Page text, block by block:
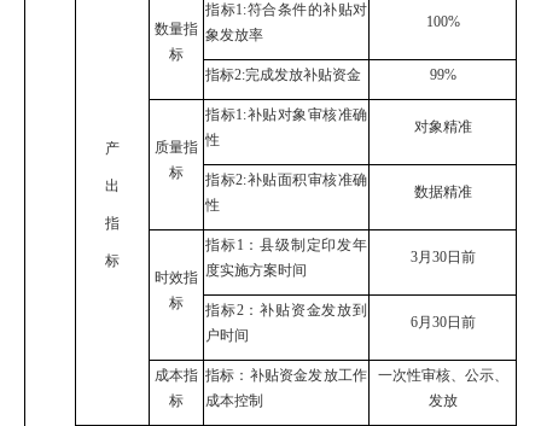
产
出
指
标
数量指
标
指标1:符合条件的补贴对
象发放率
100%
指标2:完成发放补贴资金 99%
质量指
标
指标1:补贴对象审核准确
性
对象精准
指标2:补贴面积审核准确
性
数据精准
时效指
标
指标1 ：县级制定印发年
度实施方案时间
3月 30日前
指标2：补贴资金发放到
户时间
6月 30日前
成本指
标
指标：补贴资金发放工作
成本控制
一次性审核、公示、
发放